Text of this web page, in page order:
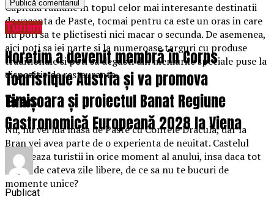
Capitala ramane in topul celor mai interesante destinatii
de vacanta de Paste, tocmai pentru ca este un oras in care
nu poti sa te plictisesti nici macar o secunda. De asemenea,
aici poti sa iei parte si la numeroase targuri cu produse
traditionale si poti sa degusti din meniurile speciale puse la
dispozitie de restaurante.
Bran
Nu, nu vei lua masa de Paste cu Contele Dracula, dar la
Bran vei avea parte de o experienta de neuitat. Castelul
fascineaza turistii in orice moment al anului, insa daca tot
dispui de cateva zile libere, de ce sa nu te bucuri de
momente unice?
Turism
Horetim a devenit membră în Corps
Touristique Austria și va promova
Timișoara și proiectul Banat Regiune
Gastronomică Europeană 2028 la Viena
Publicat